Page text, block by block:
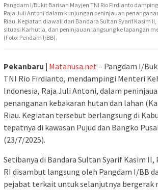
Pangdam I/Bukit Barisan Mayjen TNI Rio Firdianto
Raja Juli Antoni dalam kunjungan peninjauan
Riau. Kegiatan diawali dari Bandara Sultan Syarif Kasim
situasi Karhutla, dan peninjauan langsung ke lapangan
(Foto: Pendam I/BB).
Pekanbaru | Matanusa.net – Pangdam I/
TNI Rio Firdianto, mendampingi Menteri
Indonesia, Raja Juli Antoni, dalam
penanganan kebakaran hutan dan lahan
Riau. Kegiatan tersebut berlangsung di
tepatnya di kawasan Pujud dan Bangko
(23/7/2025).
Setibanya di Bandara Sultan Syarif Kasim II,
RI disambut langsung oleh Pangdam I/BB
pejabat terkait untuk selanjutnya bergerak